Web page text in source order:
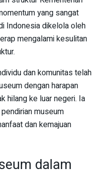
yang sangat
Indonesia dikelola oleh
mengalami kesulitan
dan komunitas telah
dengan harapan
hilang ke luar negeri. Ia
museum
dan kemajuan
dalam